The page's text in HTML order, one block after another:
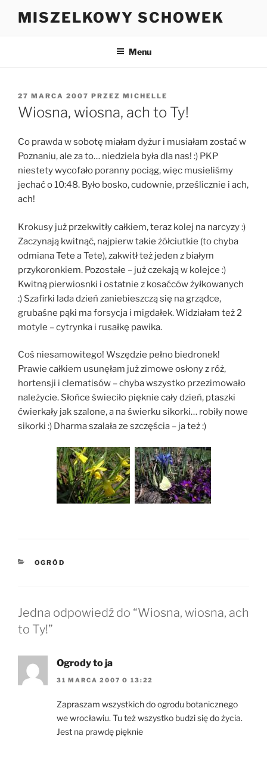
MISZELKOWY SCHOWEK
Menu
OPUBLIKOWANE
W
27 MARCA 2007 PRZEZ MICHELLE
Wiosna, wiosna, ach to Ty!
Co prawda w sobotę miałam dyżur i musiałam zostać w
Poznaniu, ale za to… niedziela była dla nas! :) PKP
niestety wycofało poranny pociąg, więc musieliśmy
jechać o 10:48. Było bosko, cudownie, prześlicznie i ach,
ach!
Krokusy już przekwitły całkiem, teraz kolej na narcyzy :)
Zaczynają kwitnąć, najpierw takie żółciutkie (to chyba
odmiana Tete a Tete), zakwitł też jeden z białym
przykoronkiem. Pozostałe – już czekają w kolejce :)
Kwitną pierwiosnki i ostatnie z kosaćców żyłkowanych
:) Szafirki lada dzień zaniebieszczą się na grządce,
grubaśne pąki ma forsycja i migdałek. Widziałam też 2
motyle – cytrynka i rusałkę pawika.
Coś niesamowitego! Wszędzie pełno biedronek!
Prawie całkiem usunęłam już zimowe osłony z róż,
hortensji i clematisów – chyba wszystko przezimowało
należycie. Słońce świeciło pięknie cały dzień, ptaszki
ćwierkały jak szalone, a na świerku sikorki… robiły nowe
sikorki :) Dharma szalała ze szczęścia – ja też :)
KATEGORIE
OGRÓD
Jedna odpowiedź do “Wiosna, wiosna, ach
to Ty!”
Ogrody to ja
31 MARCA 2007 O 13:22
Zapraszam wszystkich do ogrodu botanicznego
we wrocławiu. Tu też wszystko budzi się do życia.
Jest na prawdę pięknie